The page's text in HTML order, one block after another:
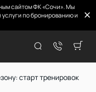
сайтом ФК «Сочи». Мы
по бронированию и
старт тренировок